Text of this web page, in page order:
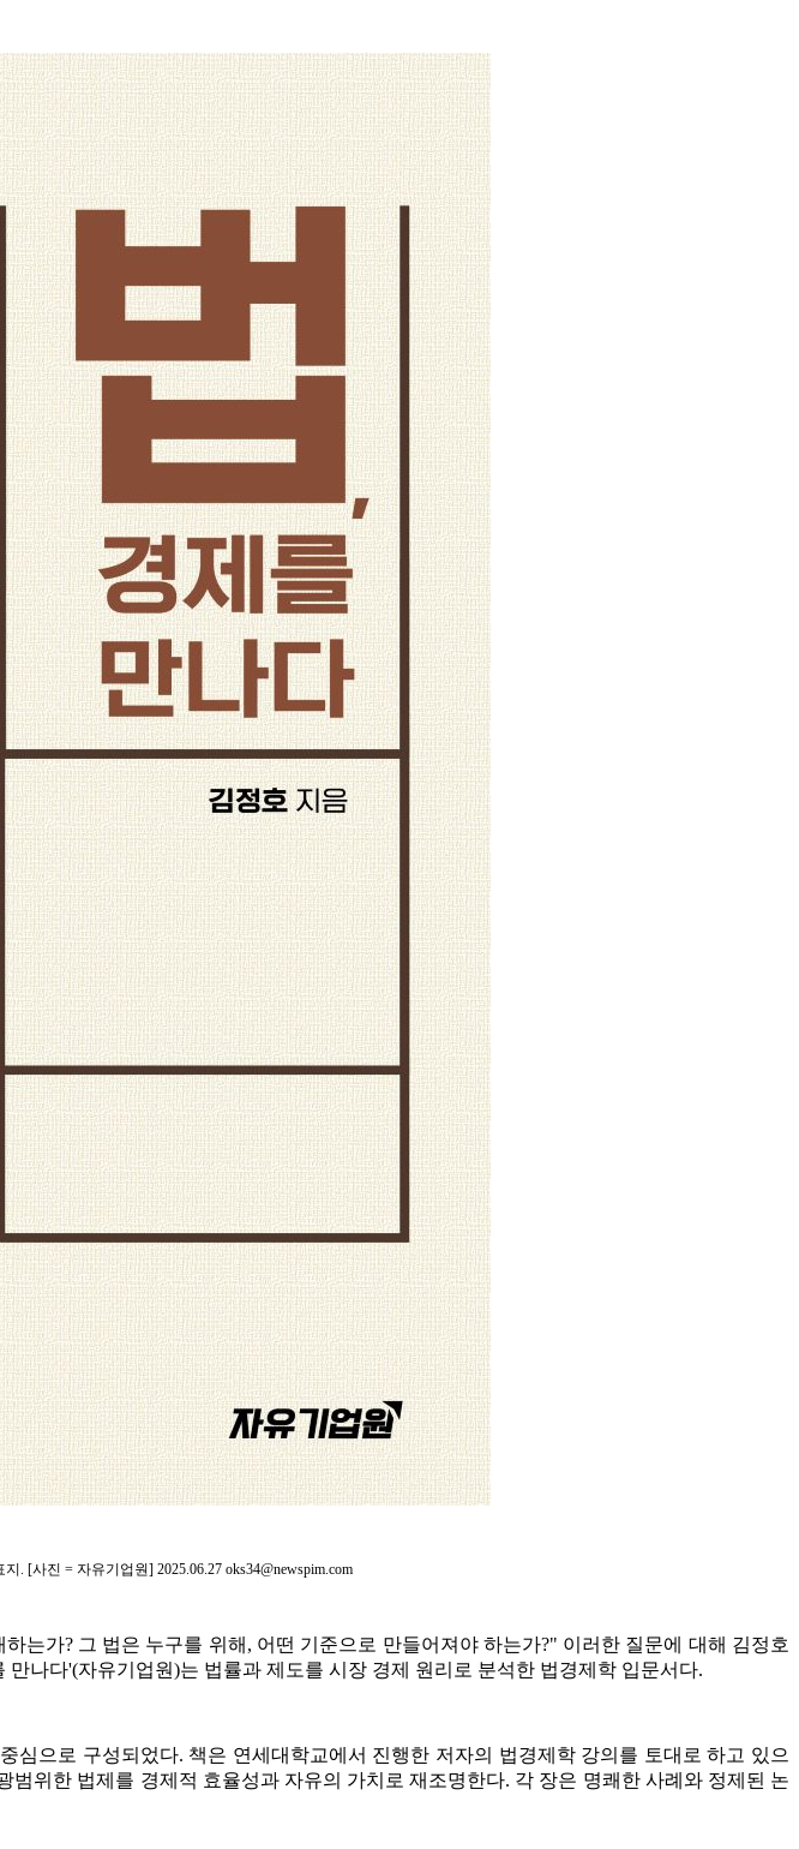
[사진 = 자유기업원] 2025.06.27 oks34@newspim.com
는가? 그 법은 누구를 위해, 어떤 기준으로 만들어져야 하는가?" 이러한 질문에 대해 김정호
나다'(자유기업원)는 법률과 제도를 시장 경제 원리로 분석한 법경제학 입문서다.
으로 구성되었다. 책은 연세대학교에서 진행한 저자의 법경제학 강의를 토대로 하고 있으
위한 법제를 경제적 효율성과 자유의 가치로 재조명한다. 각 장은 명쾌한 사례와 정제된 논